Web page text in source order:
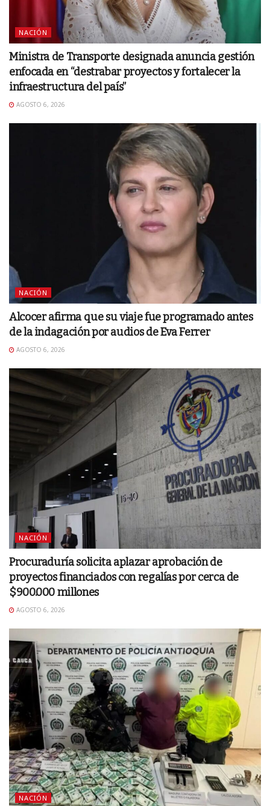
NACIÓN
Ministra de Transporte designada anuncia gestión
enfocada en “destrabar proyectos y fortalecer la
infraestructura del país”
AGOSTO 6, 2026
NACIÓN
Alcocer afirma que su viaje fue programado antes
de la indagación por audios de Eva Ferrer
AGOSTO 6, 2026
NACIÓN
Procuraduría solicita aplazar aprobación de
proyectos financiados con regalías por cerca de
$900.000 millones
AGOSTO 6, 2026
NACIÓN